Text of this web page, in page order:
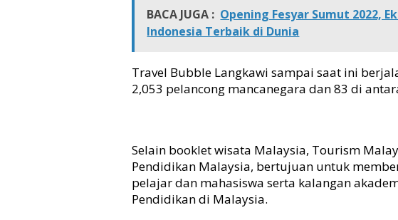
BACA JUGA : Opening Fesyar Sumut 2022,
Indonesia Terbaik di Dunia
Travel Bubble Langkawi sampai saat ini
2,053 pelancong mancanegara dan 83 di
Selain booklet wisata Malaysia, Tourism
Pendidikan Malaysia, bertujuan untuk
pelajar dan mahasiswa serta kalangan
Pendidikan di Malaysia.